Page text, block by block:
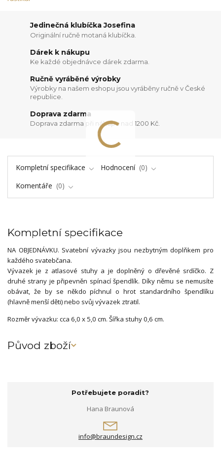
Jedinečná klubíčka Josefina
Originální ručně motaná klubíčka.
Dárek k nákupu
Ke každé objednávce dárek zdarma.
Ručně vyráběné výrobky
Výrobky na našem eshopu jsou vyráběny ručně v České
republice.
Doprava zdarma
Doprava zdarma při nákupu nad 1200 Kč.
Kompletní specifikace Hodnocení
0
Komentáře
0
Kompletní specifikace
NA OBJEDNÁVKU. Svatební vývazky jsou nezbytným doplňkem pro
každého svatebčana.
Vývazek je z atlasové stuhy a je doplněný o dřevěné srdíčko. Z
druhé strany je připevněn spínací špendlík. Díky němu se nemusíte
obávat, že by se někdo píchnul o hrot standardního špendlíku
(hlavně menší děti) nebo svůj vývazek ztratil.
Rozměr vývazku: cca 6,0 x 5,0 cm. Šířka stuhy 0,6 cm.
Původ zboží
Potřebujete poradit?
Hana Braunová
info@braundesign.cz